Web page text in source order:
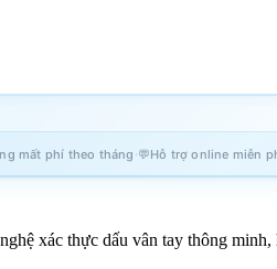
mất phí theo tháng ·💬Hỗ trợ online miễn
xác thực dấu vân tay thông